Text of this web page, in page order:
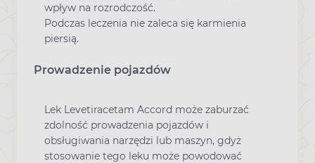
wpływ na rozrodczość.
Podczas leczenia nie zaleca się karmienia
piersią.
Prowadzenie pojazdów
Lek Levetiracetam Accord może zaburzać
zdolność prowadzenia pojazdów i
obsługiwania narzędzi lub maszyn, gdyż
stosowanie tego leku może powodować